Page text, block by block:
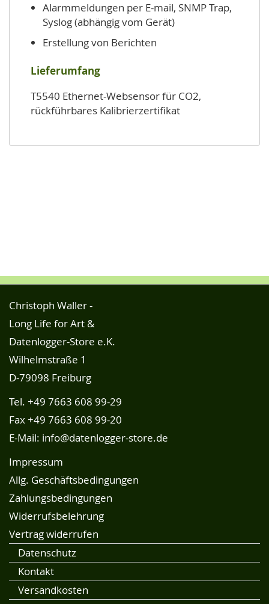
Alarmmeldungen per E-mail, SNMP Trap,
Syslog(abhängig vom Gerät)
Erstellung von Berichten
Lieferumfang
T5540 Ethernet-Websensor für CO2,
rückführbares Kalibrierzertifikat
Christoph Waller -
Long Life for Art &
Datenlogger-Store e.K.
Wilhelmstraße 1
D-79098 Freiburg
Tel. +49 7663 608 99-29
Fax +49 7663 608 99-20
E-Mail: info@datenlogger-store.de
Impressum
Allg. Geschäftsbedingungen
Zahlungsbedingungen
Widerrufsbelehrung
Vertrag widerrufen
Datenschutz
Kontakt
Versandkosten